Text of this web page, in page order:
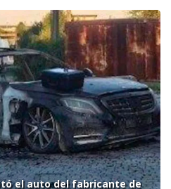
el auto del fabricante de